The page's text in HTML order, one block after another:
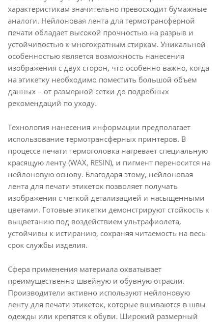
характеристикам значительно превосходит бумажные
аналоги. Нейлоновая лента для термотрансферной
печати обладает высокой прочностью на разрыв и
устойчивостью к многократным стиркам. Уникальной
особенностью является возможность нанесения
изображения с двух сторон, что особенно важно, когда
на этикетку необходимо поместить большой объем
данных – от размерной сетки до подробных
рекомендаций по уходу.
Технология нанесения информации предполагает
использование термотрансферных принтеров. В
процессе печати термоголовка нагревает специальную
красящую ленту (WAX, RESIN), и пигмент переносится на
нейлоновую основу. Благодаря этому, нейлоновая
лента для печати этикеток позволяет получать
изображения с четкой детализацией и насыщенными
цветами. Готовые этикетки демонстрируют стойкость к
выцветанию под воздействием ультрафиолета,
устойчивы к истиранию, сохраняя читаемость на весь
срок службы изделия.
Сфера применения материала охватывает
преимущественно швейную и обувную отрасли.
Производители активно используют нейлоновую
ленту для печати этикеток, которые вшиваются в швы
одежды или крепятся к обуви. Широкий размерный